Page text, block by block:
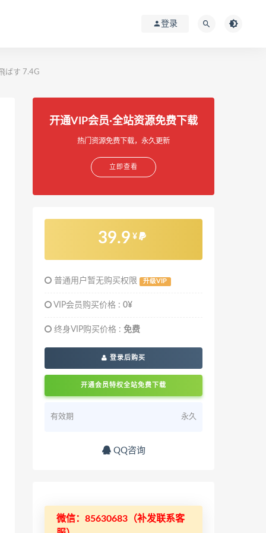
登录
ばす 7.4G
开通VIP会员·全站资源免费下载
热门资源免费下载，永久更新
立即查看
39.9 ¥
普通用户暂无购买权限 升级VIP
VIP会员购买价格 : 0¥
终身VIP购买价格 : 免费
登录后购买
开通会员特权全站免费下载
有效期 永久
QQ咨询
微信：85630683（补发联系客